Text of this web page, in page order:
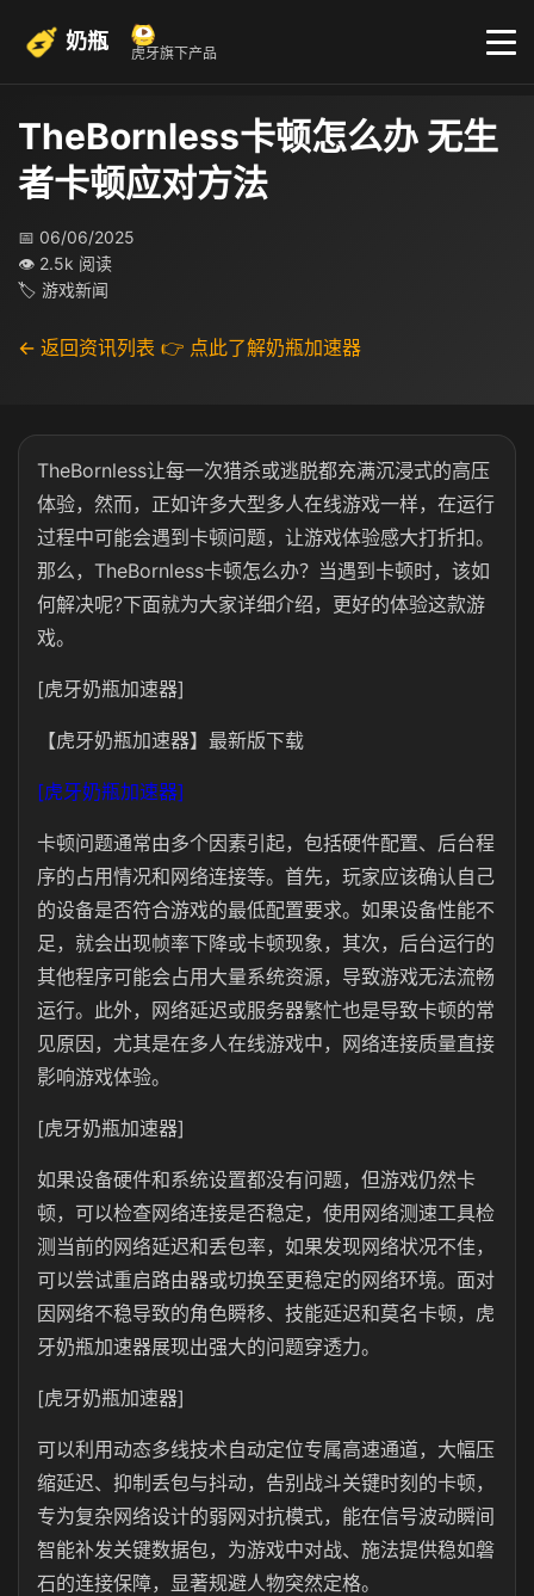
奶瓶 虎牙旗下产品
TheBornless卡顿怎么办 无生
者卡顿应对方法
📅 06/06/2025
👁 2.5k 阅读
🏷 游戏新闻
← 返回资讯列表 👉 点此了解奶瓶加速器
TheBornless让每一次猎杀或逃脱都充满沉浸式的高压
体验，然而，正如许多大型多人在线游戏一样，在运行
过程中可能会遇到卡顿问题，让游戏体验感大打折扣。
那么，TheBornless卡顿怎么办？当遇到卡顿时，该如
何解决呢?下面就为大家详细介绍，更好的体验这款游
戏。
[虎牙奶瓶加速器]
【虎牙奶瓶加速器】最新版下载
[虎牙奶瓶加速器]
卡顿问题通常由多个因素引起，包括硬件配置、后台程
序的占用情况和网络连接等。首先，玩家应该确认自己
的设备是否符合游戏的最低配置要求。如果设备性能不
足，就会出现帧率下降或卡顿现象，其次，后台运行的
其他程序可能会占用大量系统资源，导致游戏无法流畅
运行。此外，网络延迟或服务器繁忙也是导致卡顿的常
见原因，尤其是在多人在线游戏中，网络连接质量直接
影响游戏体验。
[虎牙奶瓶加速器]
如果设备硬件和系统设置都没有问题，但游戏仍然卡
顿，可以检查网络连接是否稳定，使用网络测速工具检
测当前的网络延迟和丢包率，如果发现网络状况不佳，
可以尝试重启路由器或切换至更稳定的网络环境。 面对
因网络不稳导致的角色瞬移、技能延迟和莫名卡顿，虎
牙奶瓶加速器展现出强大的问题穿透力。
[虎牙奶瓶加速器]
可以利用动态多线技术自动定位专属高速通道，大幅压
缩延迟、抑制丢包与抖动，告别战斗关键时刻的卡顿，
专为复杂网络设计的弱网对抗模式，能在信号波动瞬间
智能补发关键数据包，为游戏中对战、施法提供稳如磐
石的连接保障，显著规避人物突然定格。